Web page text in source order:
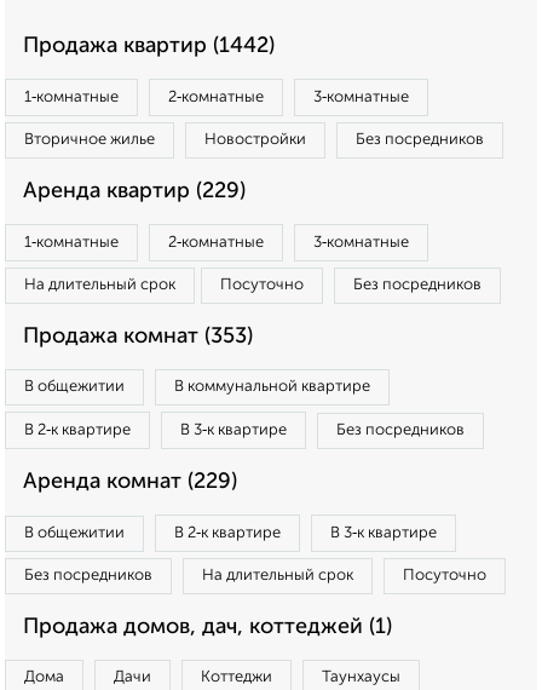
Продажа квартир (1442)
1‑комнатные 2‑комнатные 3‑комнатные
Вторичное жилье Новостройки Без посредников
Аренда квартир (229)
1‑комнатные 2‑комнатные 3‑комнатные
На длительный срок Посуточно Без посредников
Продажа комнат (353)
В общежитии В коммунальной квартире
В 2‑к квартире В 3‑к квартире Без посредников
Аренда комнат (229)
В общежитии В 2‑к квартире В 3‑к квартире
Без посредников На длительный срок Посуточно
Продажа домов, дач, коттеджей (1)
Дома Дачи Коттеджи Таунхаусы